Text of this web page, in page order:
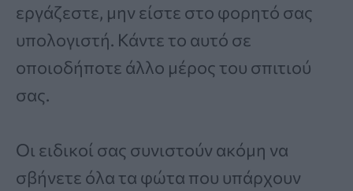
εργάζεστε, μην είστε στο φορητό σας
υπολογιστή. Κάντε το αυτό σε
οποιοδήποτε άλλο μέρος του σπιτιού
σας.
Οι ειδικοί σας συνιστούν ακόμη να
σβήνετε όλα τα φώτα που υπάρχουν